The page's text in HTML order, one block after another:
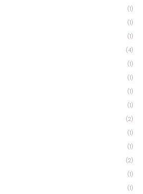
(1)
(1)
(1)
(4)
(1)
(1)
(1)
(1)
(2)
(1)
(1)
(2)
(1)
(1)